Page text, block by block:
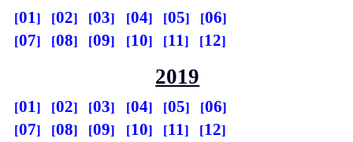
01 02 03 04 05
06
07
08 09 10 11 12
2019
01 02 03 04 05
06
07
08 09 10 11 12